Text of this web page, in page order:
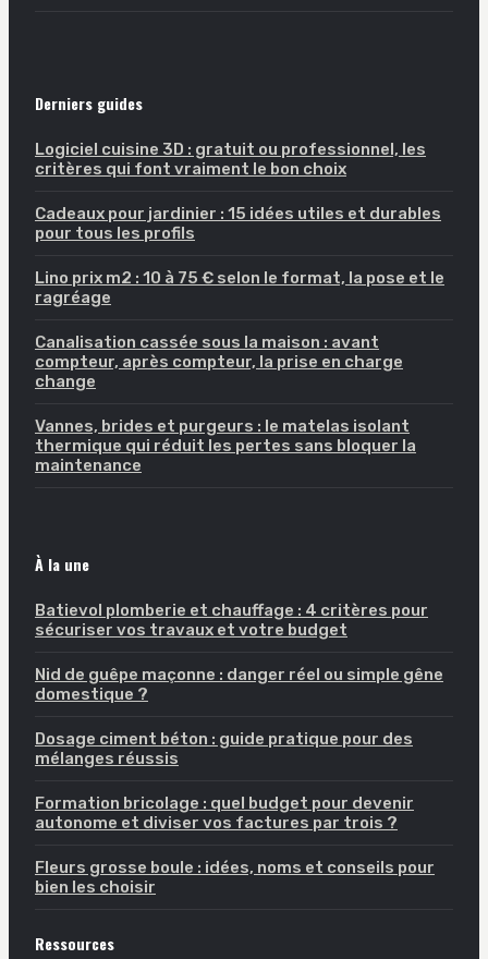
Derniers guides
Logiciel cuisine 3D : gratuit ou professionnel, les
critères qui font vraiment le bon choix
Cadeaux pour jardinier : 15 idées utiles et durables
pour tous les profils
Lino prix m2 : 10 à 75 € selon le format, la pose et le
ragréage
Canalisation cassée sous la maison : avant
compteur, après compteur, la prise en charge
change
Vannes, brides et purgeurs : le matelas isolant
thermique qui réduit les pertes sans bloquer la
maintenance
À la une
Batievol plomberie et chauffage : 4 critères pour
sécuriser vos travaux et votre budget
Nid de guêpe maçonne : danger réel ou simple gêne
domestique ?
Dosage ciment béton : guide pratique pour des
mélanges réussis
Formation bricolage : quel budget pour devenir
autonome et diviser vos factures par trois ?
Fleurs grosse boule : idées, noms et conseils pour
bien les choisir
Ressources